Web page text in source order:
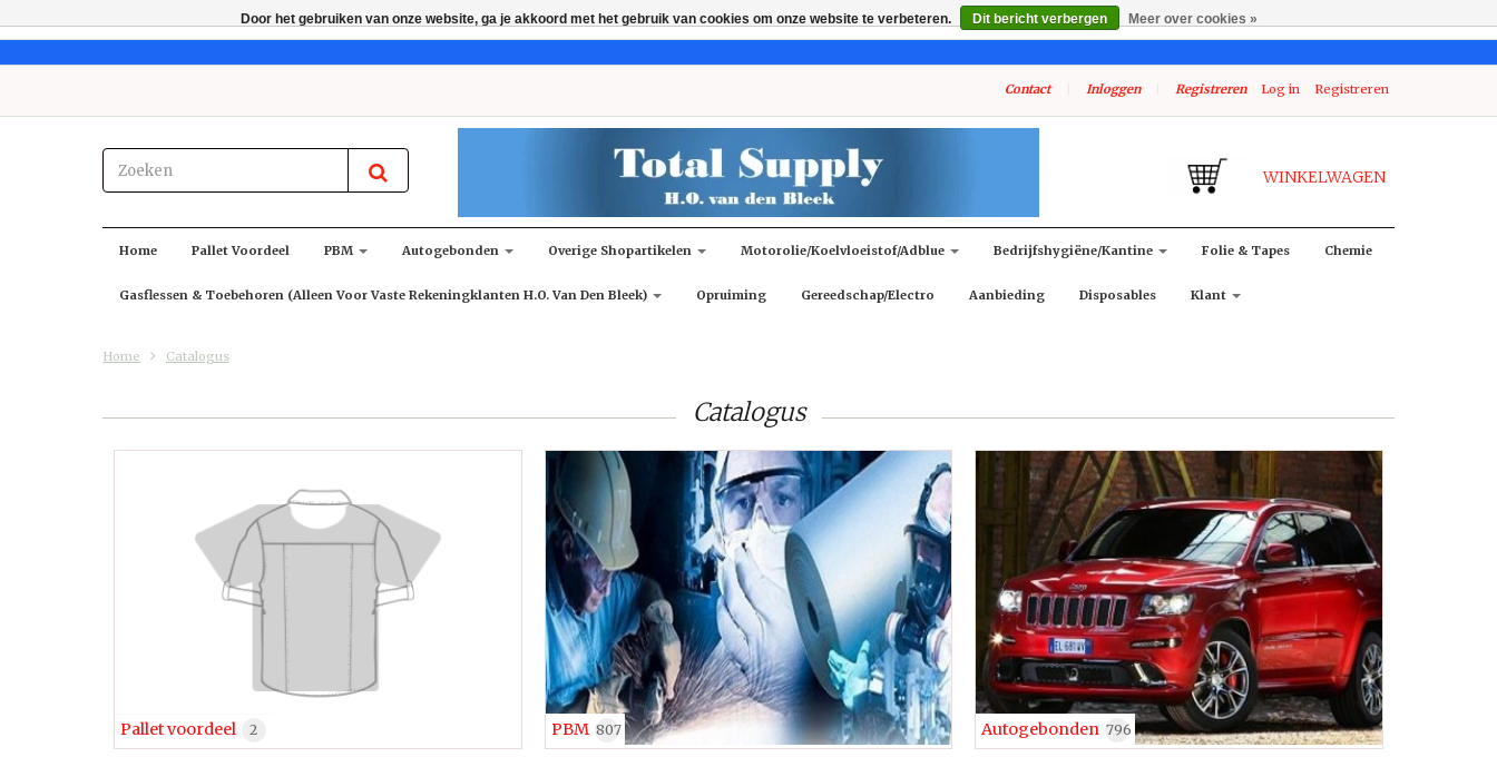
Contact Inloggen Registreren Log in Registreren
WINKELWAGEN
Home Pallet Voordeel PBM Autogebonden Overige Shopartikelen Motorolie/koelvloeistof/adblue Bedrijfshygiëne/kantine Folie & Tapes Chemie
Gasflessen & Toebehoren (alleen Voor Vaste Rekeningklanten H.O. Van Den Bleek) Opruiming Gereedschap/Electro Aanbieding Disposables Klant
Home Catalogus
Catalogus
Pallet voordeel 2 PBM 807 Autogebonden 796
Door het gebruiken van onze website, ga je akkoord met het gebruik van cookies om onze website te verbeteren. Dit bericht verbergen Meer over cookies »